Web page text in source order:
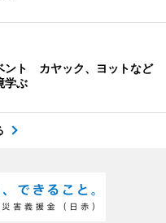
ント カヤック、ヨットなど
学ぶ